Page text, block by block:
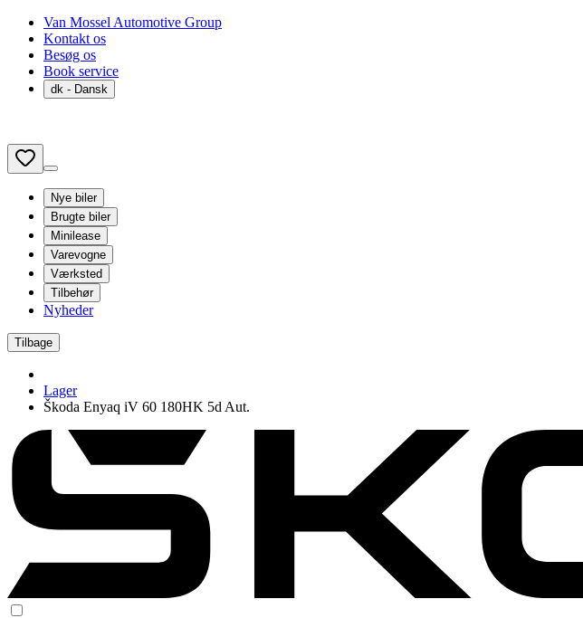
Van Mossel Automotive Group
Kontakt os
Besøg os
Book service
dk - Dansk
Nye biler
Brugte biler
Minilease
Varevogne
Værksted
Tilbehør
Nyheder
Tilbage
Lager
Škoda Enyaq iV 60 180HK 5d Aut.